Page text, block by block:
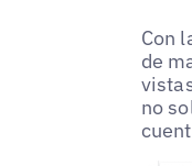
Con
de
no